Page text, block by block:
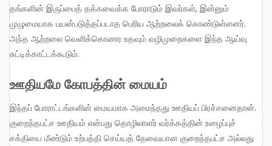
தங்களின் இருப்பைத் தக்கவைக்க போராடும் இவர்கள், இன்னும்
முழுமையாக பயன்படுத்தப்படாத பெரிய ஆற்றலைக் கொண்டுள்ளனர்.
அந்த ஆற்றலை வெளிக்கொணர உதவும் வழிமுறைகளை இந்த ஆய்வு
சுட்டிக்காட்டக்கூடும்.
ஊதியமே கோபத்தின் மையம்
இந்தப் போராட்டங்களின் மையமாக அமைந்தது ஊதியப் பிரச்சனைதான்.
குறைந்தபட்ச ஊதியம் என்பது தொழிலாளர் வர்க்கத்தின் உழைப்புச்
சக்தியை மீண்டும் உற்பத்தி செய்யத் தேவையான குறைந்தபட்ச அல்லது